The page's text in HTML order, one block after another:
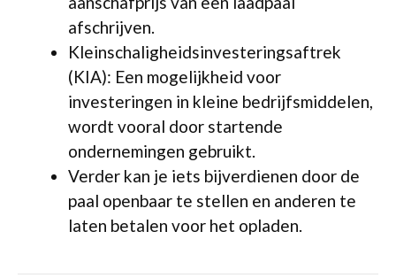
afschrijven.
Kleinschaligheidsinvesteringsaftrek
(KIA): Een mogelijkheid voor
investeringen in kleine bedrijfsmiddelen,
wordt vooral door startende
ondernemingen gebruikt.
Verder kan je iets bijverdienen door de
paal openbaar te stellen en anderen te
laten betalen voor het opladen.